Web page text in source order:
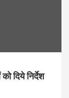
दिये निर्देश